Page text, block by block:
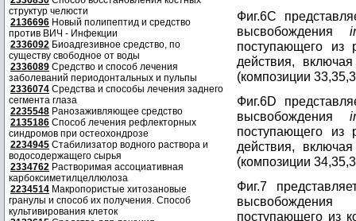
структур челюсти
2136696 Новый полипептид и средство
против ВИЧ - Инфекции
2336092 Биоадгезивное средство, по
существу свободное от воды
2336089 Средство и способ лечения
заболеваний периодонтальных и пульпы
2336074 Средства и способы лечения заднего
сегмента глаза
2235548 Ранозаживляющее средство
2135186 Способ лечения рефлекторных
синдромов при остеохондрозе
2234945 Стабилизатор водного раствора и
водосодержащего сырья
2334762 Растворимая ассоциативная
карбоксиметилцеллюлоза
2234514 Макропористые хитозановые
гранулы и способ их получения. Способ
культивирования клеток
Фиг.6C
высвобождения
поступающего из
действия,
(композиции
Фиг.6D
высвобождения
поступающего из
действия,
(композиции
Фиг.7
высвобождения
поступающего из